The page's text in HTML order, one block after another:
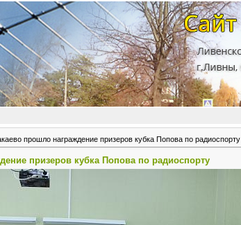
прошло награждение призеров кубка Попова по радиоспорту
призеров кубка Попова по радиоспорту